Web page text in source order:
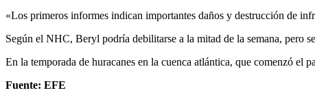
«Los primeros informes indican importantes daños y destrucción de
Según el NHC, Beryl podría debilitarse a la mitad de la semana, pero
En la temporada de huracanes en la cuenca atlántica, que comenzó el
Fuente: EFE